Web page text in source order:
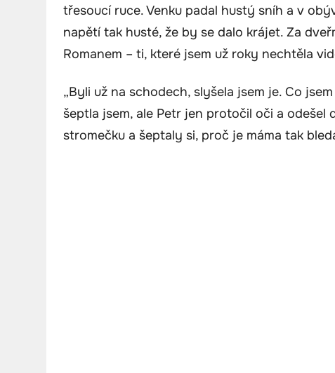
třesoucí ruce. Venku padal hustý sníh a v
napětí tak husté, že by se dalo krájet. Za
Romanem – ti, které jsem už roky nechtěla
„Byli už na schodech, slyšela jsem je. Co
šeptla jsem, ale Petr jen protočil oči a odešel
stromečku a šeptaly si, proč je máma tak